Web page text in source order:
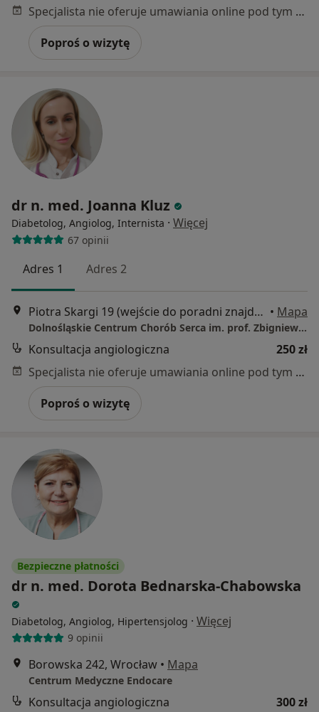
Specjalista nie oferuje umawiania online pod tym adresem.
Poproś o wizytę
dr n. med. Joanna Kluz
Diabetolog, Angiolog, Internista · Więcej
67 opinii
Adres 1 Adres 2
Piotra Skargi 19 (wejście do poradni znajduje się od ul. Nowej 2), Wrocław • Mapa
Dolnośląskie Centrum Chorób Serca im. prof. Zbigniewa Religi MEDINET
Konsultacja angiologiczna
250 zł
Specjalista nie oferuje umawiania online pod tym adresem.
Poproś o wizytę
Bezpieczne płatności
dr n. med. Dorota Bednarska-Chabowska
Diabetolog, Angiolog, Hipertensjolog · Więcej
9 opinii
Borowska 242, Wrocław • Mapa
Centrum Medyczne Endocare
Konsultacja angiologiczna
300 zł